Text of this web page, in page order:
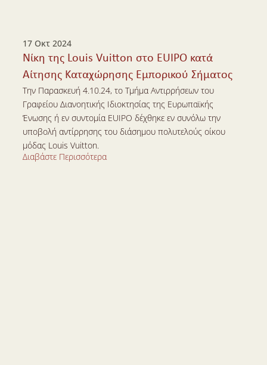
17 Οκτ 2024
Νίκη της Louis Vuitton στο EUIPO κατά
Αίτησης Καταχώρησης Εμπορικού Σήματος
Την Παρασκευή 4.10.24, το Τμήμα Αντιρρήσεων του
Γραφείου Διανοητικής Ιδιοκτησίας της Ευρωπαϊκής
Ένωσης ή εν συντομία EUIPO δέχθηκε εν συνόλω την
υποβολή αντίρρησης του διάσημου πολυτελούς οίκου
μόδας Louis Vuitton.
Διαβάστε Περισσότερα